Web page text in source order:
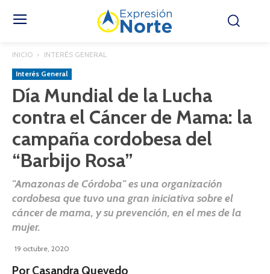
INICIO INTERÉS GENERAL
Interés General
Día Mundial de la Lucha
contra el Cáncer de Mama: la
campaña cordobesa del
“Barbijo Rosa”
"Amazonas de Córdoba" es una organización
cordobesa que tuvo una gran iniciativa sobre el
cáncer de mama, y su prevención, en el mes de la
mujer.
19 octubre, 2020
Por Casandra Quevedo